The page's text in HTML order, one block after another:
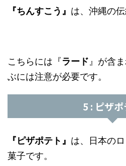
『ちんすこう』 は、沖縄の伝
こちらには『ラード』が含
ぶには注意が必要です。
5 : ピザ
『ピザポテト』 は、日本の
菓子です。